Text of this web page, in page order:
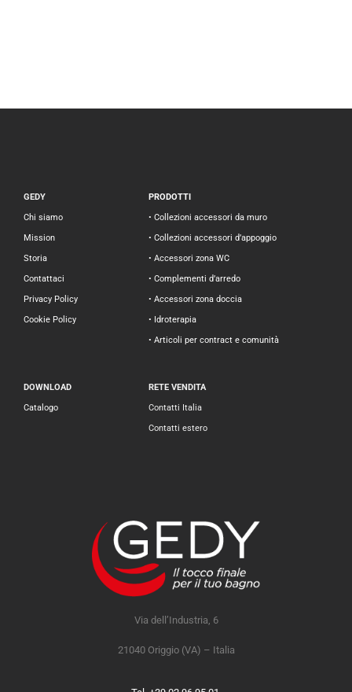
GEDY
Chi siamo
Mission
Storia
Contattaci
Privacy Policy
Cookie Policy
PRODOTTI
• Collezioni accessori da muro
• Collezioni accessori d’appoggio
• Accessori zona WC
• Complementi d’arredo
• Accessori zona doccia
• Idroterapia
• Articoli per contract e comunità
DOWNLOAD
Catalogo
RETE VENDITA
Contatti Italia
Contatti estero
Via dell’Industria, 6
21040 Origgio (VA) – Italia